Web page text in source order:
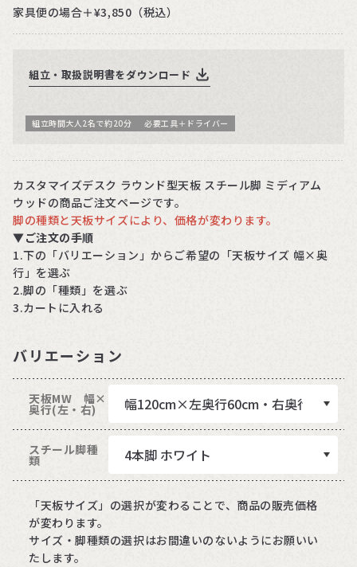
家具便の場合＋¥3,850（税込）
組立・取扱説明書をダウンロード
組立時間大人2名で約20分 必要工具＋ドライバー
カスタマイズデスク ラウンド型天板 スチール脚 ミディアム
ウッドの商品ご注文ページです。
脚の種類と天板サイズにより、価格が変わります。
▼ご注文の手順
1.下の「バリエーション」からご希望の「天板サイズ 幅×奥
行」を選ぶ
2.脚の「種類」を選ぶ
3.カートに入れる
バリエーション
天板MW 幅×
奥行(左・右)
スチール脚種
類
「天板サイズ」の選択が変わることで、商品の販売価格
が変わります。
サイズ・脚種類の選択はお間違いのないようにお願いい
たします。